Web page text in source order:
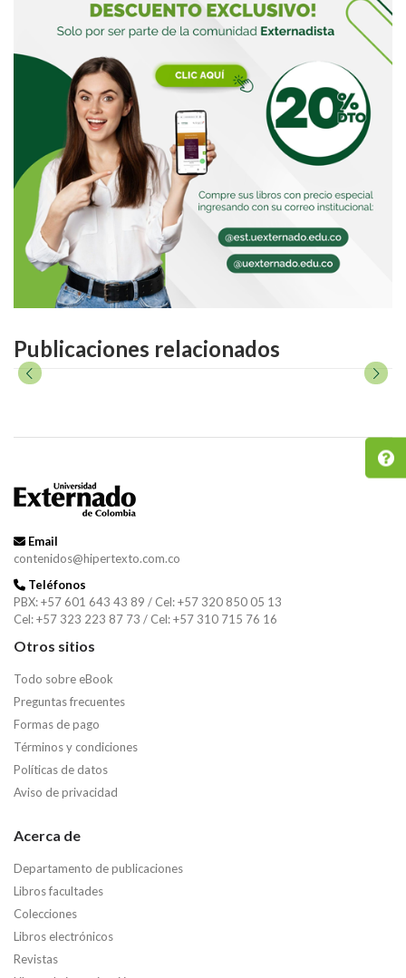
Publicaciones relacionados
Email
contenidos@hipertexto.com.co
Teléfonos
PBX: +57 601 643 43 89 / Cel: +57 320 850 05 13
Cel: +57 323 223 87 73 / Cel: +57 310 715 76 16
Otros sitios
Todo sobre eBook
Preguntas frecuentes
Formas de pago
Términos y condiciones
Políticas de datos
Aviso de privacidad
Acerca de
Departamento de publicaciones
Libros facultades
Colecciones
Libros electrónicos
Revistas